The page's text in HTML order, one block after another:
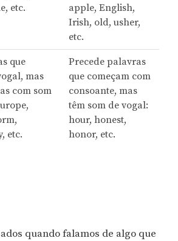
etc.
apple, English,
Irish, old, usher,
etc.
que
mas
com som
etc.
Precede palavras
que começam com
consoante, mas
têm som de vogal:
hour, honest,
honor, etc.
quando falamos de algo que